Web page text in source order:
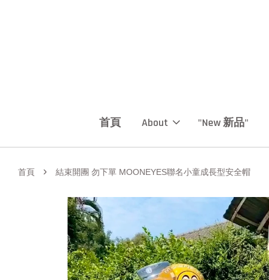
首頁 About "New 新品"
首頁 › 結束開團 勿下單 MOONEYES聯名小童成長型安全帽